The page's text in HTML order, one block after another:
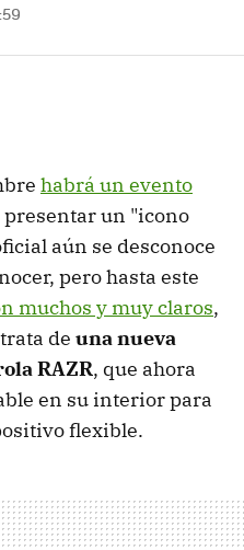
habrá un evento
un "icono
aún se desconoce
pero hasta este
muchos y muy claros,
de una nueva
RAZR, que ahora
en su interior para
flexible.